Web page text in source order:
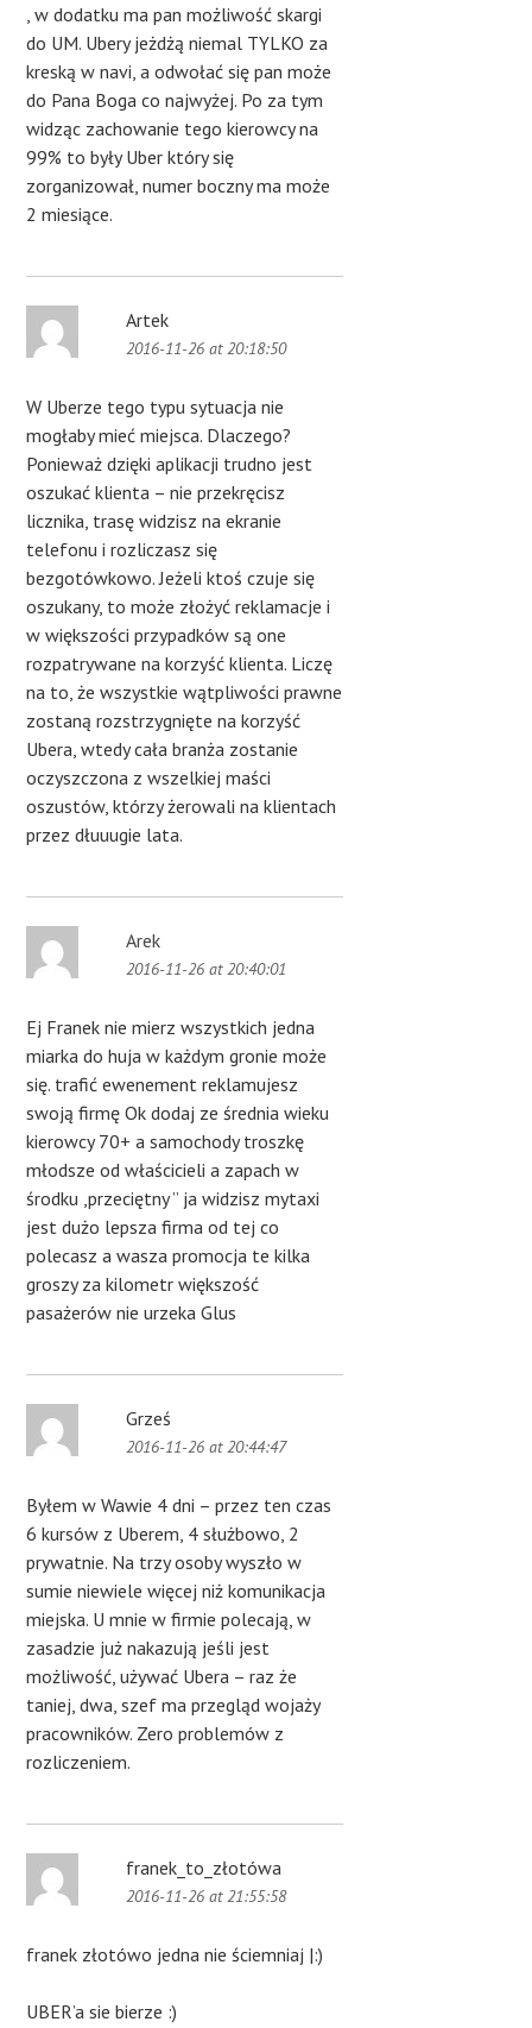
, w dodatku ma pan możliwość skargi
do UM. Ubery jeżdżą niemal TYLKO za
kreską w navi, a odwołać się pan może
do Pana Boga co najwyżej. Po za tym
widząc zachowanie tego kierowcy na
99% to były Uber który się
zorganizował, numer boczny ma może
2 miesiące.
Artek
2016-11-26 at 20:18:50
W Uberze tego typu sytuacja nie
mogłaby mieć miejsca. Dlaczego?
Ponieważ dzięki aplikacji trudno jest
oszukać klienta – nie przekręcisz
licznika, trasę widzisz na ekranie
telefonu i rozliczasz się
bezgotówkowo. Jeżeli ktoś czuje się
oszukany, to może złożyć reklamacje i
w większości przypadków są one
rozpatrywane na korzyść klienta. Liczę
na to, że wszystkie wątpliwości prawne
zostaną rozstrzygnięte na korzyść
Ubera, wtedy cała branża zostanie
oczyszczona z wszelkiej maści
oszustów, którzy żerowali na klientach
przez dłuuugie lata.
Arek
2016-11-26 at 20:40:01
Ej Franek nie mierz wszystkich jedna
miarka do huja w każdym gronie może
się. trafić ewenement reklamujesz
swoją firmę Ok dodaj ze średnia wieku
kierowcy 70+ a samochody troszkę
młodsze od właścicieli a zapach w
środku ,przeciętny ” ja widzisz mytaxi
jest dużo lepsza firma od tej co
polecasz a wasza promocja te kilka
groszy za kilometr większość
pasażerów nie urzeka Glus
Grześ
2016-11-26 at 20:44:47
Byłem w Wawie 4 dni – przez ten czas
6 kursów z Uberem, 4 służbowo, 2
prywatnie. Na trzy osoby wyszło w
sumie niewiele więcej niż komunikacja
miejska. U mnie w firmie polecają, w
zasadzie już nakazują jeśli jest
możliwość, używać Ubera – raz że
taniej, dwa, szef ma przegląd wojaży
pracowników. Zero problemów z
rozliczeniem.
franek_to_złotówa
2016-11-26 at 21:55:58
franek złotówo jedna nie ściemniaj |:)
UBER’a sie bierze :)